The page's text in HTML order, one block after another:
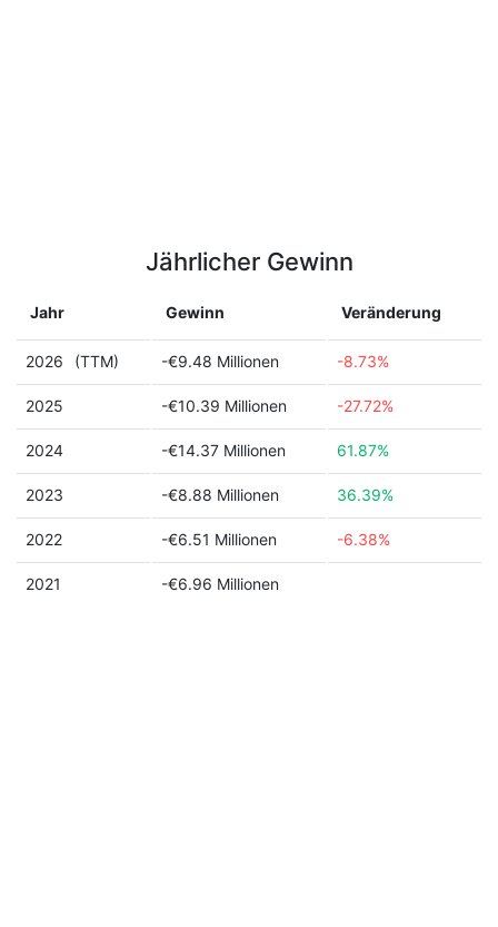
Jährlicher Gewinn
Jahr Gewinn Veränderung
2026 (TTM) -€9.48 Millionen -8.73%
2025 -€10.39 Millionen -27.72%
2024 -€14.37 Millionen 61.87%
2023 -€8.88 Millionen 36.39%
2022 -€6.51 Millionen -6.38%
2021 -€6.96 Millionen